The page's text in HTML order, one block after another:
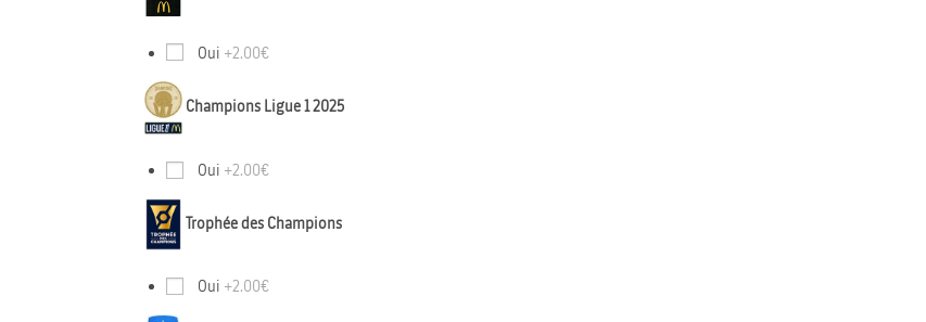
Oui +2.00€
Champions Ligue 1 2025
Oui +2.00€
Trophée des Champions
Oui +2.00€